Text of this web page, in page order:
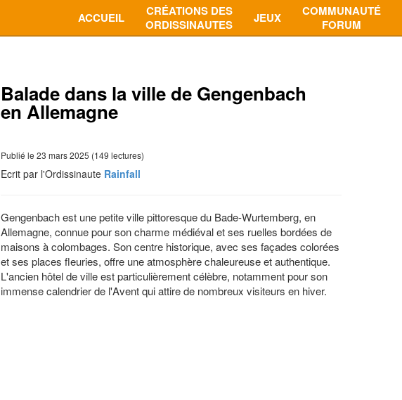
ACCUEIL
CRÉATIONS DES
ORDISSINAUTES
JEUX
COMMUNAUTÉ
FORUM
Balade dans la ville de Gengenbach
en Allemagne
Publié le 23 mars 2025 (149 lectures)
Ecrit par l'Ordissinaute Rainfall
Gengenbach est une petite ville pittoresque du Bade-Wurtemberg, en
Allemagne, connue pour son charme médiéval et ses ruelles bordées de
maisons à colombages. Son centre historique, avec ses façades colorées
et ses places fleuries, offre une atmosphère chaleureuse et authentique.
L'ancien hôtel de ville est particulièrement célèbre, notamment pour son
immense calendrier de l'Avent qui attire de nombreux visiteurs en hiver.